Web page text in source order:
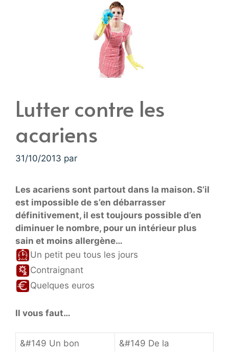
Lutter contre les
acariens
31/10/2013 par
Les acariens sont partout dans la maison. S’il
est impossible de s’en débarrasser
définitivement, il est toujours possible d’en
diminuer le nombre, pour un intérieur plus
sain et moins allergène…
Un petit peu tous les jours
Contraignant
Quelques euros
Il vous faut…
&#149 Un bon
&#149 De la